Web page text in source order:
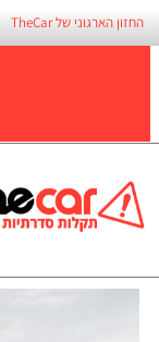
החזון הארגוני של TheCar